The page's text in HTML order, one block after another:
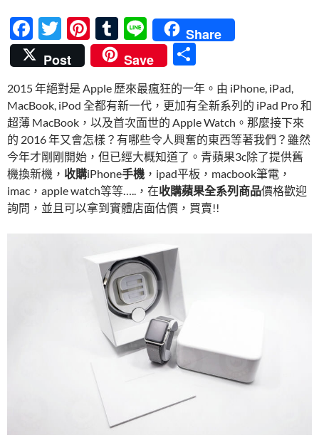
F
ac
e
b
o
o
k
T
w
itt
er
Pi
nt
er
es
t
T
u
m
bl
r
Li
n
e
Share
Post
Save
享
2015 年絕對是 Apple 歷來最瘋狂的一年。由 iPhone, iPad,
MacBook, iPod 全都有新一代，更加有全新系列的 iPad Pro 和
超薄 MacBook，以及首次面世的 Apple Watch。那麼接下來
的 2016 年又會怎樣？有哪些令人興奮的東西等著我們？雖然
今年才剛剛開始，但已經大概知道了。青蘋果3c除了提供舊
機換新機， 收購iPhone手機 ，ipad平板，macbook筆電，
imac，apple watch等等…..，在收購蘋果全系列商品價格歡迎
詢問，並且可以拿到實體店面估價，買賣!!